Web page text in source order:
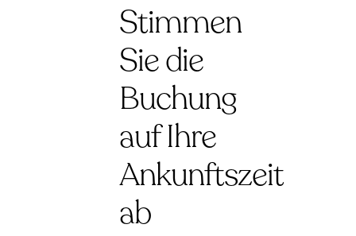
Stimmen
Sie die
Buchung
auf Ihre
Ankunftszeit
ab